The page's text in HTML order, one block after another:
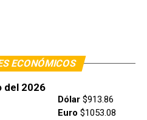
ECONÓMICOS
del 2026
Dólar$913.86
Euro $1053.08